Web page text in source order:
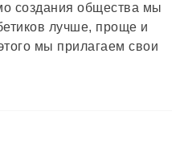
создания общества мы
лучше, проще и
мы прилагаем свои
наш портал,